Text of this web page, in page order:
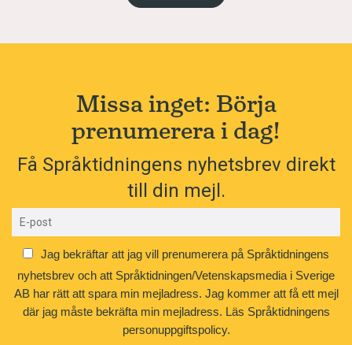
Missa inget: Börja
prenumerera i dag!
Få Språktidningens nyhetsbrev direkt
till din mejl.
Jag bekräftar att jag vill prenumerera på Språktidningens
nyhetsbrev och att Språktidningen/Vetenskapsmedia i Sverige
AB har rätt att spara min mejladress. Jag kommer att få ett mejl
där jag måste bekräfta min mejladress. Läs Språktidningens
personuppgiftspolicy.